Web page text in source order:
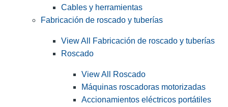
Cables y herramientas
Fabricación de roscado y tuberías
View All Fabricación de roscado y tuberías
Roscado
View All Roscado
Máquinas roscadoras motorizadas
Accionamientos eléctricos portátiles